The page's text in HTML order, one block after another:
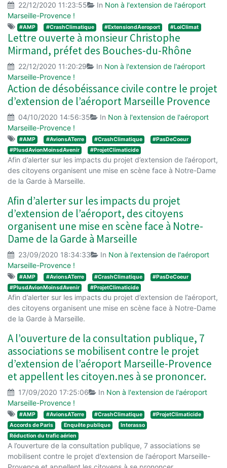
22/12/2020 11:23:55 In Non à l'extension de l'aéroport
Marseille-Provence !
#AMP #CrashClimatique #ExtensiondAeroport #LoiClimat
Lettre ouverte à monsieur Christophe
Mirmand, préfet des Bouches-du-Rhône
22/12/2020 11:20:29 In Non à l'extension de l'aéroport
Marseille-Provence !
Action de désobéissance civile contre le projet
d’extension de l’aéroport Marseille Provence
04/10/2020 14:56:35 In Non à l'extension de l'aéroport
Marseille-Provence !
#AMP #AvionsATerre #CrashClimatique
#PasDeCoeur
#PlusdAvionMoinsdAvenir
#ProjetClimaticide
Afin d’alerter sur les impacts du projet d’extension de l’aéroport,
des citoyens organisent une mise en scène face à Notre-Dame
de la Garde à Marseille.
Afin d’alerter sur les impacts du projet
d’extension de l’aéroport, des citoyens
organisent une mise en scène face à Notre-
Dame de la Garde à Marseille
23/09/2020 18:34:33 In Non à l'extension de l'aéroport
Marseille-Provence !
#AMP #AvionsATerre #CrashClimatique
#PasDeCoeur
#PlusdAvionMoinsdAvenir
#ProjetClimaticide
Afin d’alerter sur les impacts du projet d’extension de l’aéroport,
des citoyens organisent une mise en scène face à Notre-Dame
de la Garde à Marseille.
A l’ouverture de la consultation publique, 7
associations se mobilisent contre le projet
d’extension de l’aéroport Marseille-Provence
et appellent les citoyen.nes à se prononcer.
17/09/2020 17:25:06 In Non à l'extension de l'aéroport
Marseille-Provence !
#AMP #AvionsATerre #CrashClimatique
#ProjetClimaticide
Accords de Paris
Enquête publique
Interasso
Réduction du trafic aérien
A l’ouverture de la consultation publique, 7 associations se
mobilisent contre le projet d’extension de l’aéroport Marseille-